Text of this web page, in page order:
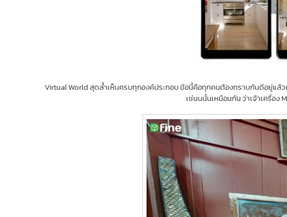
Virtual World สุดล้ำเห็นครบทุกองค์ประกอบ ข้อนี้คือทุกคนต้องทราบกันดีอยู่แล้
เช่นนนั้นเหมือนกัน ว่าเจ้าเครื่อง